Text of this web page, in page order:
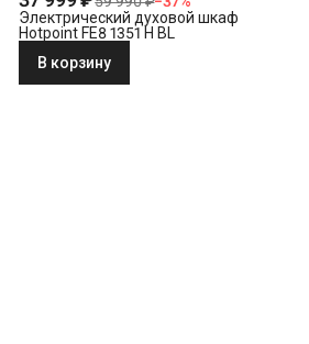
Электрический духовой шкаф
Hotpoint FE8 1351 H BL
В корзину